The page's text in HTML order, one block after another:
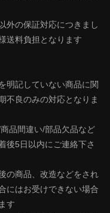
外の保証対応につきまし
送料負担となります
明記していない商品に関
不良のみの対応となりま
品間違い/部品欠品など
後5日以内にご連絡下さ
の商品、改造などをされ
にはお受けできない場合
す